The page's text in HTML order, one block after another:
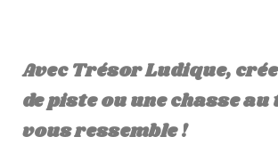
Avec Trésor Ludique,
de piste ou une chasse
vous ressemble !